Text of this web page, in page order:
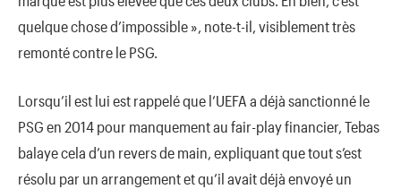
quelque chose d’impossible », note-t-il, visiblement très
remonté contre le PSG.
Lorsqu’il est lui est rappelé que l’UEFA a déjà sanctionné le
PSG en 2014 pour manquement au fair-play financier, Tebas
balaye cela d’un revers de main, expliquant que tout s’est
résolu par un arrangement et qu’il avait déjà envoyé un